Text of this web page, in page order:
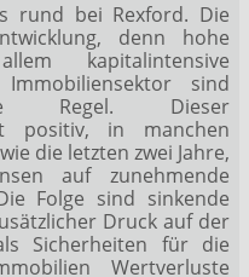
rund bei Rexford. Die
denn hohe
kapitalintensive
sind
Regel. Dieser
positiv, in manchen
die letzten zwei Jahre,
auf zunehmende
Folge sind sinkende
Druck auf der
Sicherheiten für die
Wertverluste